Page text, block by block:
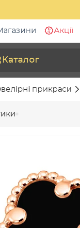
Акції
Каталог
прикраси